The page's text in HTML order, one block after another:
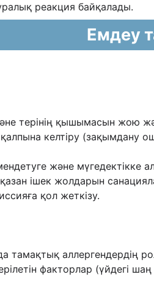
реакция байқалады.
Емдеу
терінің қышымасын жою
келтіру (зақымдану
жəне мүгедектікке
ішек жолдарын
қол жеткізу.
тамақтық аллергендердің
факторлар (үйдегі